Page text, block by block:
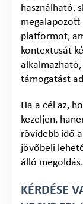
használható,
megalapozott
platformot,
kontextusát
alkalmazható,
támogatást
Ha a cél az,
kezeljen,
rövidebb idő
jövőbeli
álló megoldás.
KÉRDÉSE